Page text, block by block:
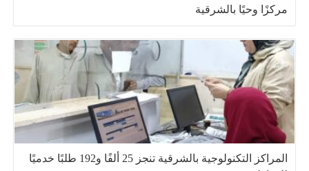
مركزًا وحيًا بالشرقية
المراكز التكنولوجية بالشرقية تنجز 25 ألفًا و192 طلبًا خدميًا